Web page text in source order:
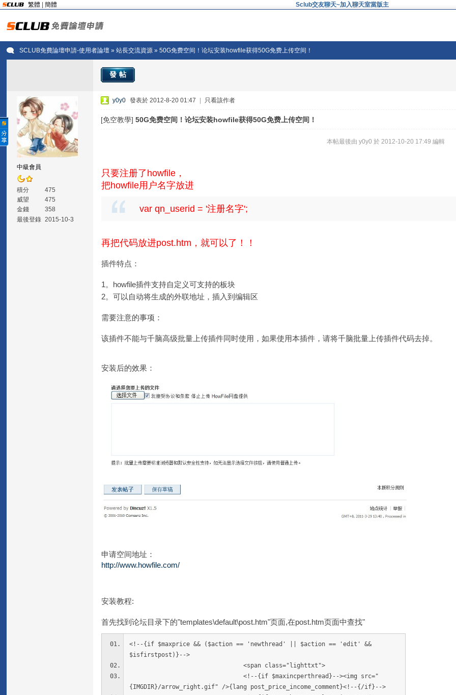
繁體 簡體 Sclub交友聊天~加入聊天室當版主
SCLUB免費論壇申請-使用者論壇 »站長交流資源 » 50G免费空间！论坛安装howfile获得50G免费上传空间！
發帖
中級會員
積分
475
威望
475
金錢
358
最後登錄 2015-10-3
y0y0 發表於 2012-8-20 01:47 只看該作者
[免空教學] 50G免费空间！论坛安装howfile获得50G免费上传空间！
本帖最後由 y0y0 於 2012-10-20 17:49 編輯
只要注册了howfile，
把howfile用户名字放进
var qn_userid = '注册名字';
再把代码放进post.htm，就可以了！！
插件特点：
1。howfile插件支持自定义可支持的板块
2。可以自动将生成的外联地址，插入到编辑区
需要注意的事项：
该插件不能与千脑高级批量上传插件同时使用，如果使用本插件，请将千脑批量上传插件代码去掉。
安装后的效果：
申请空间地址：
http://www.howfile.com/
安装教程:
首先找到论坛目录下的"templates\default\post.htm"页面,在post.htm页面中查找"
<!--{if $maxprice && ($action == 'newthread' || $action == 'edit' &&
$isfirstpost)}-->
<span class="lighttxt">
<!--{if $maxincperthread}--><img src="
{IMGDIR}/arrow_right.gif" />{lang post_price_income_comment}<!--{/if}-->